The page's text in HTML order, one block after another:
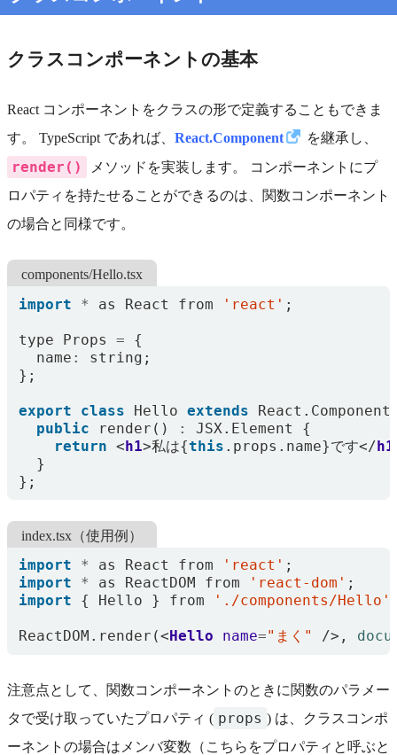
クラスコンポーネントの基本
React コンポーネントをクラスの形で定義することもできま
す。 TypeScript であれば、 React.Component を継承し、
render()
メソッドを実装します。 コンポーネントにプ
ロパティを持たせることができるのは、関数コンポーネント
の場合と同様です。
components/Hello.tsx
import * as React from 'react' ;
type Props =
{
name : string ;
};
export class Hello extends React . Component
public
render () : JSX . Element
{
return <h1>私は{this . props . name}です</h1
}
};
index.tsx（使用例）
import * as React from 'react' ;
import
* as ReactDOM from 'react-dom' ;
import
{ Hello } from './components/Hello'
ReactDOM . render (< Hello name="まく" />,
注意点として、関数コンポーネントのときに関数のパラメー
タで受け取っていたプロパティ ( props ) は、クラスコンポ
ーネントの場合はメンバ変数（こちらをプロパティと呼ぶと